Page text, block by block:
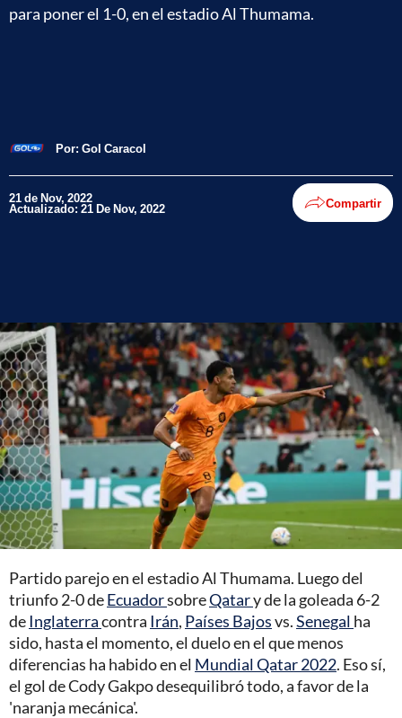
para poner el 1-0, en el estadio Al Thumama.
Por: Gol Caracol
21 de Nov, 2022
Actualizado: 21 De Nov, 2022 Compartir
Partido parejo en el estadio Al Thumama. Luego del
triunfo 2-0 deEcuadorsobreQatary de la goleada 6-2
deInglaterracontra Irán, Países Bajosvs.Senegal ha
sido, hasta el momento, el duelo en el que menos
diferencias ha habido en el Mundial Qatar 2022. Eso sí,
el gol de Cody Gakpo desequilibró todo, a favor de la
'naranja mecánica'.